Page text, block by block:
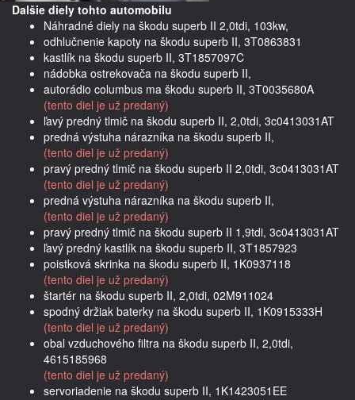
Dalšie diely tohto automobilu
Náhradné diely na škodu superb II 2,0tdi, 103kw,
odhlučnenie kapoty na škodu superb II, 3T0863831
kastlík na škodu superb II, 3T1857097C
nádobka ostrekovača na škodu superb II,
autorádio columbus ma škodu superb II, 3T0035680A
(tento diel je už predaný)
ľavý predný tlmič na škodu superb II, 2,0tdi, 3c0413031AT
predná výstuha nárazníka na škodu superb II,
(tento diel je už predaný)
pravý predný tlmič na škodu superb II 2,0tdi, 3c0413031AT
(tento diel je už predaný)
predná výstuha nárazníka na škodu superb II,
(tento diel je už predaný)
pravý predný tlmič na škodu superb II 1,9tdi, 3c0413031AT
ľavý predný kastlík na škodu superb II, 3T1857923
poistková skrinka na škodu superb II, 1K0937118
(tento diel je už predaný)
štartér na škodu superb II, 2,0tdi, 02M911024
spodný držiak baterky na škodu superb II, 1K0915333H
(tento diel je už predaný)
obal vzduchového filtra na škodu superb II, 2,0tdi,
4615185968
(tento diel je už predaný)
servoriadenie na škodu superb II, 1K1423051EE